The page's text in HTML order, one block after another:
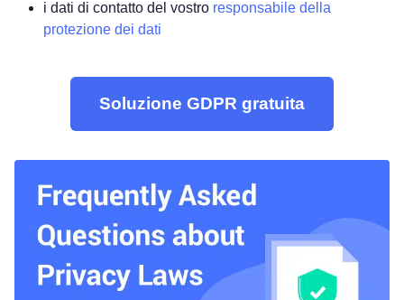
i dati di contatto del vostro responsabile della
protezione dei dati
Soluzione GDPR gratuita